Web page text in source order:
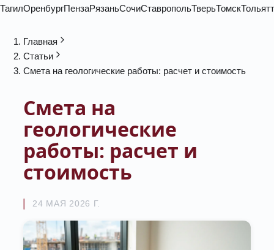
ТагилОренбургПензаРязаньСочиСтавропольТверьТомск
Главная
Статьи
Смета на геологические работы: расчет и стоимость
Смета на
геологические
работы: расчет и
стоимость
24 МАЯ 2026 Г.